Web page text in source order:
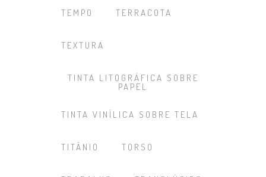
TEMPO TERRACOTA
TEXTURA
TINTA LITOGRÁFICA SOBRE
PAPEL
TINTA VINÍLICA SOBRE TELA
TITÂNIO TORSO